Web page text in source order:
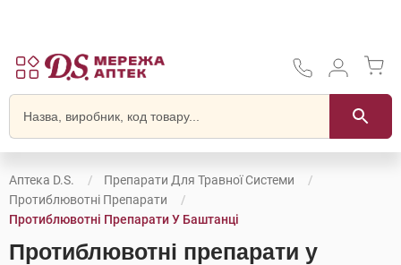
Аптека D.S.
Препарати Для Травної Системи
Протиблювотні Препарати
Протиблювотні Препарати У Баштанці
Протиблювотні препарати у